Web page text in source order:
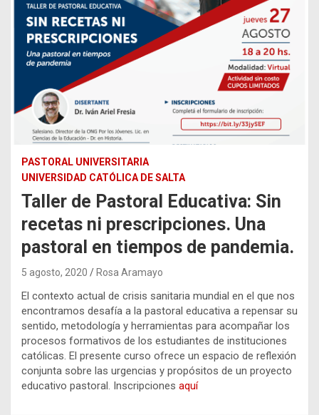
PASTORAL UNIVERSITARIA
UNIVERSIDAD CATÓLICA DE SALTA
Taller de Pastoral Educativa: Sin
recetas ni prescripciones. Una
pastoral en tiempos de pandemia.
5 agosto, 2020 Rosa Aramayo
El contexto actual de crisis sanitaria mundial en el que nos
encontramos desafía a la pastoral educativa a repensar su
sentido, metodología y herramientas para acompañar los
procesos formativos de los estudiantes de instituciones
católicas. El presente curso ofrece un espacio de reflexión
conjunta sobre las urgencias y propósitos de un proyecto
educativo pastoral. Inscripciones aquí